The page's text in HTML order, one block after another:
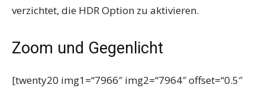
verzichtet, die HDR Option zu aktivieren.
Zoom und Gegenlicht
[twenty20 img1=“7966″ img2=“7964″ offset=“0.5″